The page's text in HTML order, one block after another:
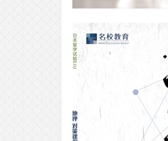
合格专访｜落榜了早稻田大学之